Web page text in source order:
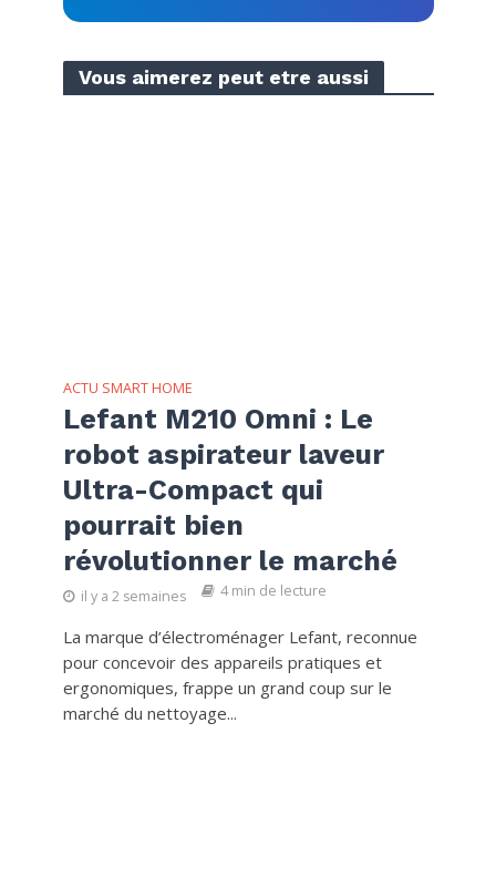
Vous aimerez peut etre aussi
ACTU SMART HOME
Lefant M210 Omni : Le
robot aspirateur laveur
Ultra-Compact qui
pourrait bien
révolutionner le marché
il y a 2 semaines 4 min de lecture
La marque d’électroménager Lefant, reconnue
pour concevoir des appareils pratiques et
ergonomiques, frappe un grand coup sur le
marché du nettoyage...